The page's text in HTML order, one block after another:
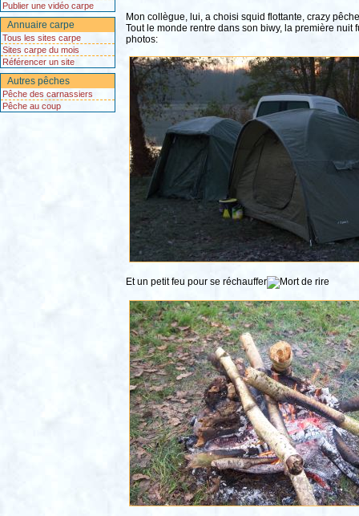
Publier une vidéo carpe
Annuaire carpe
Tous les sites carpe
Sites carpe du mois
Référencer un site
Autres pêches
Pêche des carnassiers
Pêche au coup
Mon collègue, lui, a choisi squid flottante, crazy
Tout le monde rentre dans son biwy, la première
photos:
Et un petit feu pour se réchauffer